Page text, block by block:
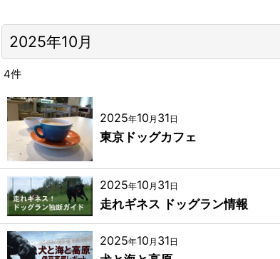
2025年10月
4件
2025年10 月 31 日
東京ドッグカフェ
2025年10 月 31 日
走れギネス ドッグラン情報
2025年10 月 31日